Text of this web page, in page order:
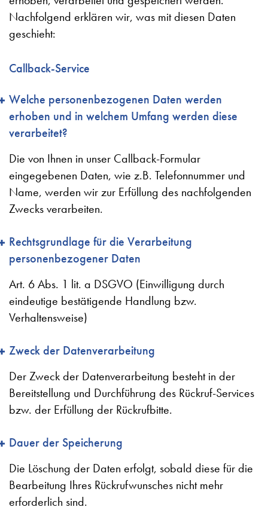
Nachfolgend erklären wir, was mit diesen Daten
geschieht:
Callback-Service
Welche personenbezogenen Daten werden
erhoben und in welchem Umfang werden diese
verarbeitet?
Die von Ihnen in unser Callback-Formular
eingegebenen Daten, wie z.B. Telefonnummer und
Name, werden wir zur Erfüllung des nachfolgenden
Zwecks verarbeiten.
Rechtsgrundlage für die Verarbeitung
personenbezogener Daten
Art. 6 Abs. 1 lit. a DSGVO (Einwilligung durch
eindeutige bestätigende Handlung bzw.
Verhaltensweise)
Zweck der Datenverarbeitung
Der Zweck der Datenverarbeitung besteht in der
Bereitstellung und Durchführung des Rückruf-Services
bzw. der Erfüllung der Rückrufbitte.
Dauer der Speicherung
Die Löschung der Daten erfolgt, sobald diese für die
Bearbeitung Ihres Rückrufwunsches nicht mehr
erforderlich sind.